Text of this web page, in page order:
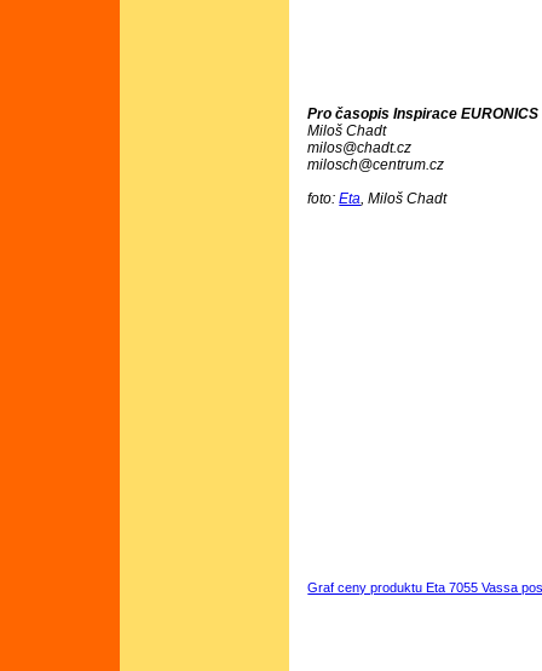
Pro časopis Inspirace EURONICS
Miloš Chadt
milos@chadt.cz
milosch@centrum.cz
foto:Eta, Miloš Chadt
Graf ceny produktu Eta 7055 Vassa